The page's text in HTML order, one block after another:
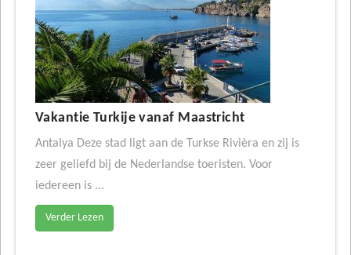
Vakantie Turkije vanaf Maastricht
Antalya Deze stad ligt aan de Turkse Rivièra en zij is
zeer geliefd bij de Nederlandse toeristen. Voor
iedereen is ...
Verder Lezen